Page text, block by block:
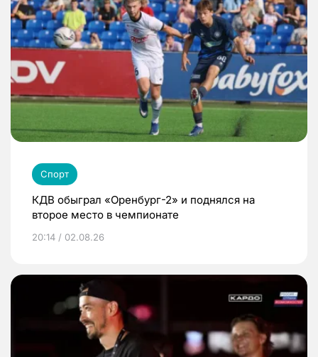
Спорт
КДВ обыграл «Оренбург-2» и поднялся на
второе место в чемпионате
20:14 / 02.08.26